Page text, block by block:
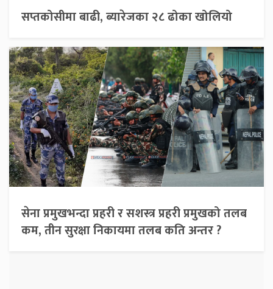
सप्तकोसीमा बाढी, ब्यारेजका २८ ढोका खोलियो
सेना प्रमुखभन्दा प्रहरी र सशस्त्र प्रहरी प्रमुखको तलब
कम, तीन सुरक्षा निकायमा तलब कति अन्तर ?